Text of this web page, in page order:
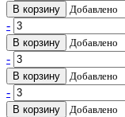
В корзину Добавлено
-
В корзину Добавлено
-
В корзину Добавлено
-
В корзину Добавлено